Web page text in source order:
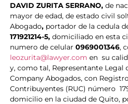
DAVID ZURITA SERRANO, de
mayor de edad, de estado civil
Abogado, portador de la cedula
171921214-5, domiciliado en esta
numero de celular 0969001346,
leozurita@lawyer.com en su
y, como tal, Representante Legal
Company Abogados, con
Contribuyentes (RUC) número
domicilio en la ciudad de Quito,